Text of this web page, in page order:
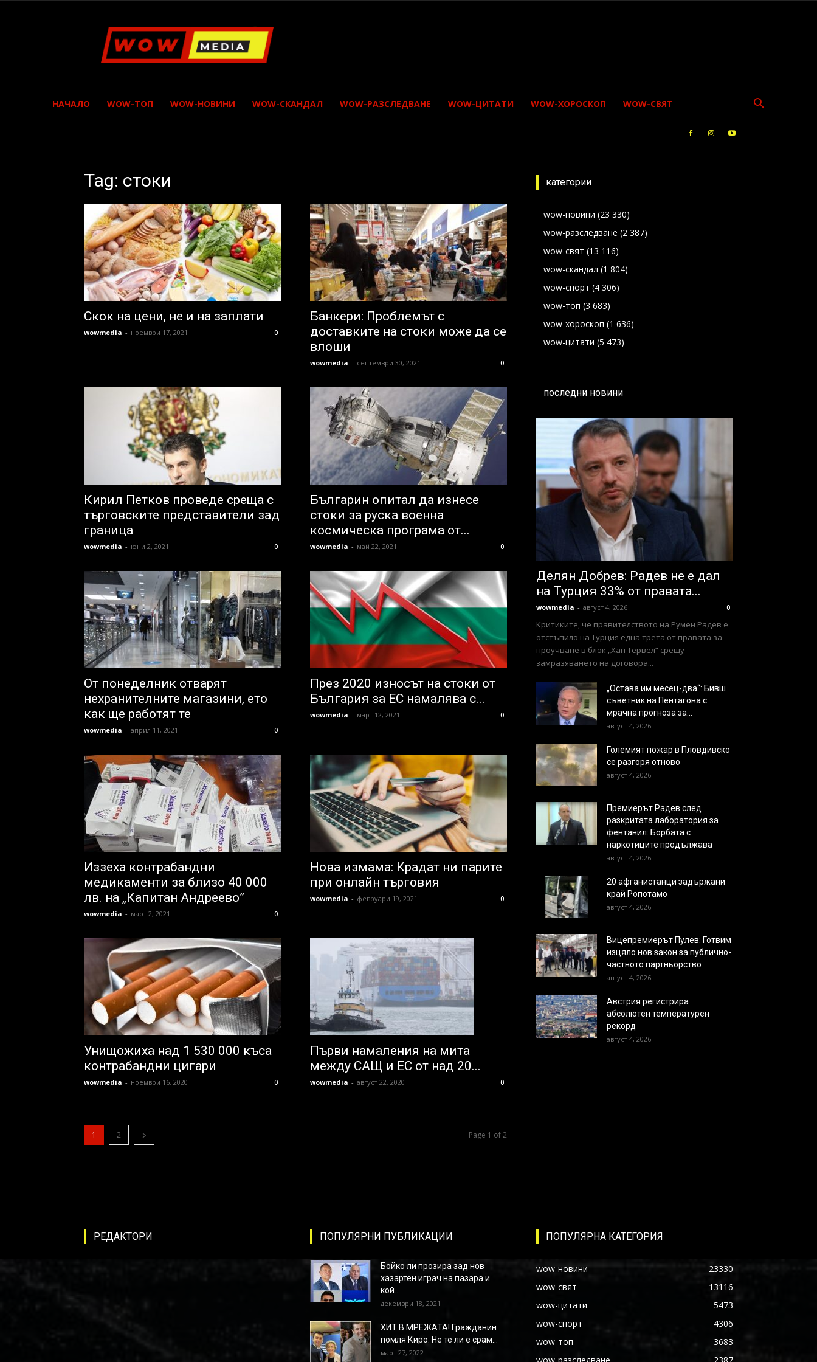
Media
НАЧАЛО WOW-ТОП WOW-НОВИНИ WOW-СКАНДАЛ WOW-РАЗСЛЕДВАНЕ WOW-ЦИТАТИ WOW-ХОРОСКОП WOW-СВЯТ
Tag: стоки
Скок на цени, не и на заплати
wowmedia - ноември 17, 2021 0
Банкери: Проблемът с
доставките на стоки може да се
влоши
wowmedia - септември 30, 2021 0
Кирил Петков проведе среща с
търговските представители зад
граница
wowmedia - юни 2, 2021 0
Българин опитал да изнесе
стоки за руска военна
космическа програма от...
wowmedia - май 22, 2021 0
От понеделник отварят
нехранителните магазини, ето
как ще работят те
wowmedia - април 11, 2021 0
През 2020 износът на стоки от
България за ЕС намалява с...
wowmedia - март 12, 2021 0
Иззеха контрабандни
медикаменти за близо 40 000
лв. на „Капитан Андреево”
wowmedia - март 2, 2021 0
Нова измама: Крадат ни парите
при онлайн търговия
wowmedia - февруари 19, 2021 0
Унищожиха над 1 530 000 къса
контрабандни цигари
wowmedia - ноември 16, 2020 0
Първи намаления на мита
между САЩ и ЕС от над 20...
wowmedia - август 22, 2020 0
1 2 Page 1 of 2
категории
wow-новини (23 330)
wow-разследване (2 387)
wow-свят (13 116)
wow-скандал (1 804)
wow-спорт (4 306)
wow-топ (3 683)
wow-хороскоп (1 636)
wow-цитати (5 473)
последни новини
Делян Добрев: Радев не е дал
на Турция 33% от правата...
wowmedia - август 4, 2026 0
Критиките, че правителството на Румен Радев е
отстъпило на Турция една трета от правата за
проучване в блок „Хан Тервел“ срещу
замразяването на договора...
„Остава им месец-два“: Бивш
съветник на Пентагона с
мрачна прогноза за...
август 4, 2026
Големият пожар в Пловдивско
се разгоря отново
август 4, 2026
Премиерът Радев след
разкритата лаборатория за
фентанил: Борбата с
наркотиците продължава
август 4, 2026
20 афганистанци задържани
край Ропотамо
август 4, 2026
Вицепремиерът Пулев: Готвим
изцяло нов закон за публично-
частното партньорство
август 4, 2026
Австрия регистрира
абсолютен температурен
рекорд
август 4, 2026
РЕДАКТОРИ ПОПУЛЯРНИ ПУБЛИКАЦИИ
Бойко ли прозира зад нов
хазартен играч на пазара и
кой...
декември 18, 2021
ХИТ В МРЕЖАТА! Гражданин
помля Киро: Не те ли е срам...
март 27, 2022
ПОПУЛЯРНА КАТЕГОРИЯ
wow-новини
23330
wow-свят
13116
wow-цитати
5473
wow-спорт
4306
wow-топ
3683